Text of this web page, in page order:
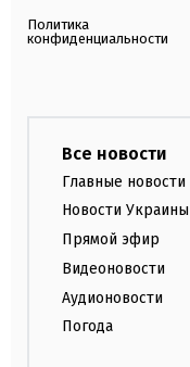
Политика
конфиденциальности
Все новости
Главные новости
Новости Украины
Прямой эфир
Видеоновости
Аудионовости
Погода